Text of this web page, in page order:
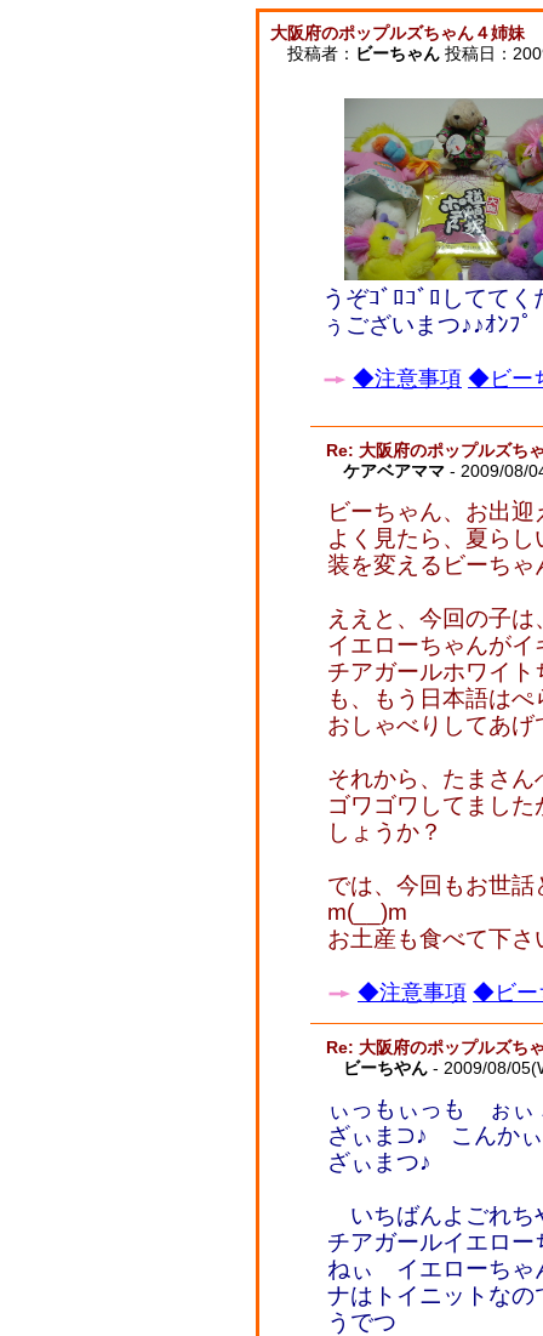
大阪府のポップルズちゃん４姉妹
投稿者： ビーちゃん 投稿日：
うぞｺﾞﾛｺﾞﾛしてて
ぅございまつ♪♪ｵﾝﾌﾟ
◆注意事項 ◆ビー
Re: 大阪府のポップルズち
ケアベアママ - 2009/08/
ビーちゃん、お出
よく見たら、夏ら
装を変えるビーち
ええと、今回の子
イエローちゃんが
チアガールホワイ
も、もう日本語は
おしゃべりしてあげ
それから、たまさ
ゴワゴワしてまし
しょうか？
では、今回もお世
m(__)m
お土産も食べて下
◆注意事項 ◆ビー
Re: 大阪府のポップルズち
ビーちやん - 2009/08/
ぃっもぃっも ぉぃ
ざぃま⊃♪ こんかぃ
ざぃまつ♪
いちばんよごれ
チアガールイエロ
ねぃ イエローちゃ
ナはトイニットな
うでつ